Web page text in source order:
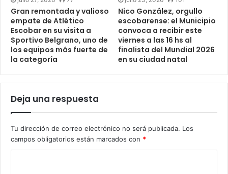
Gran remontada y valioso
empate de Atlético
Escobar en su visita a
Sportivo Belgrano, uno de
los equipos más fuerte de
la categoría
Nico González, orgullo
escobarense: el Municipio
convoca a recibir este
viernes a las 16 hs al
finalista del Mundial 2026
en su ciudad natal
Deja una respuesta
Tu dirección de correo electrónico no será publicada. Los
campos obligatorios están marcados con *